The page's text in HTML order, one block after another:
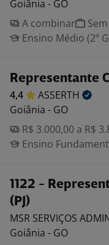
Goiânia - GO
A combinar
Ensino Médio (2º
Representante
4,4
ASSERTH
Goiânia - GO
R$ 3.000,00 a R$
Ensino
1122 -
(PJ)
MSR SERVIÇOS
Goiânia - GO